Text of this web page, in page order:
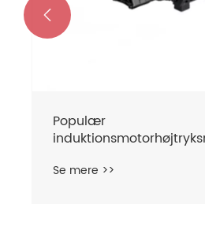
Populær
Se mere >>
